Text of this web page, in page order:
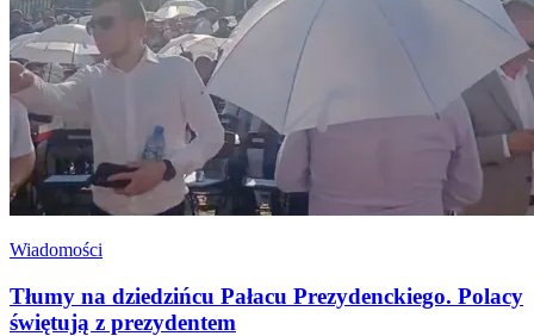
Wiadomości
Tłumy na dziedzińcu Pałacu Prezydenckiego. Polacy
świętują z prezydentem